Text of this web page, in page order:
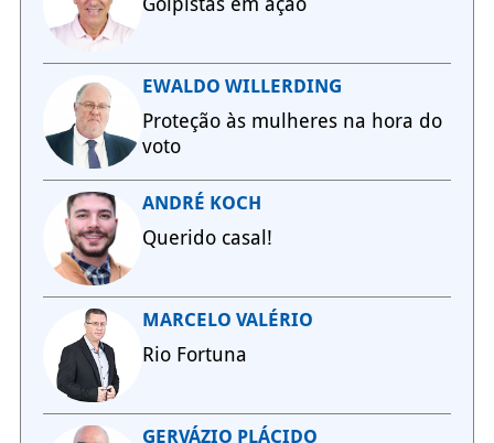
EWALDO WILLERDING
Proteção às mulheres na hora do
voto
ANDRÉ KOCH
Querido casal!
MARCELO VALÉRIO
Rio Fortuna
GERVÁZIO PLÁCIDO